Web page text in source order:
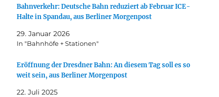
Bahnverkehr: Deutsche Bahn reduziert ab Februar ICE-
Halte in Spandau, aus Berliner Morgenpost
29. Januar 2026
In "Bahnhöfe + Stationen"
Eröffnung der Dresdner Bahn: An diesem Tag soll es so
weit sein, aus Berliner Morgenpost
22. Juli 2025